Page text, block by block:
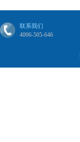
联系我们
4006-505-646